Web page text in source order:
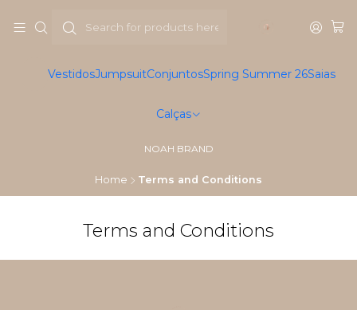
VestidosJumpsuitConjuntosSpring Summer 26Saias
Calças
NOAH BRAND
Home Terms and Conditions
Terms and Conditions